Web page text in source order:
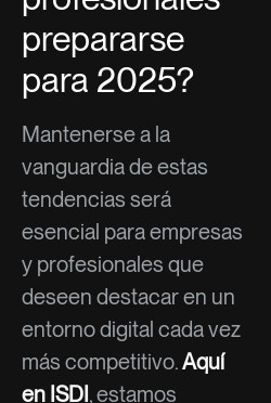
prepararse
para 2025?
Mantenerse a la
vanguardia de estas
tendencias será
esencial para empresas
y profesionales que
deseen destacar en un
entorno digital cada vez
más competitivo.Aquí
en ISDI, estamos